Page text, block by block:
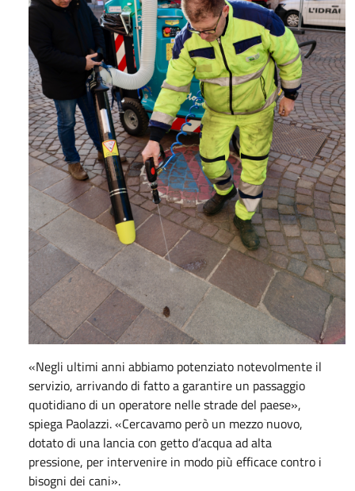
«Negli ultimi anni abbiamo potenziato notevolmente il
servizio, arrivando di fatto a garantire un passaggio
quotidiano di un operatore nelle strade del paese»,
spiega Paolazzi. «Cercavamo però un mezzo nuovo,
dotato di una lancia con getto d’acqua ad alta
pressione, per intervenire in modo più efficace contro i
bisogni dei cani».